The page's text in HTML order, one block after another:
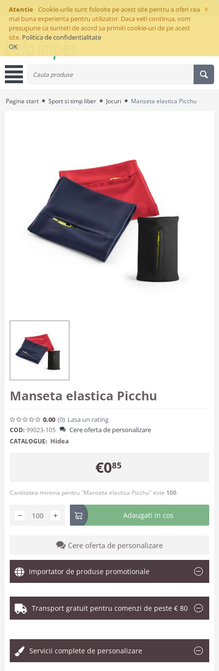
×
Atentie
Cookie-urile sunt folosite pe acest site pentru a oferi cea
mai buna experienta pentru utilizator. Daca veti continua, vom
presupune ca sunteti de acord sa primiti cookie-uri de pe acest
site. Politica de confidentialitate
OK
Pagina start Sport si timp liber Jocuri Manseta elastica Picchu
Manseta elastica Picchu
0.00 (0) Lasa un rating
COD: 99023-105 Cere oferta de personalizare
CATALOGUE: Hidea
€085
Cantitatea minima pentru "Manseta elastica Picchu" este 100.
+
− Adaugati in cos
Cere oferta de personalizare
Importator de produse promotionale
Transport gratuit pentru comenzi de peste € 80
Servicii complete de personalizare